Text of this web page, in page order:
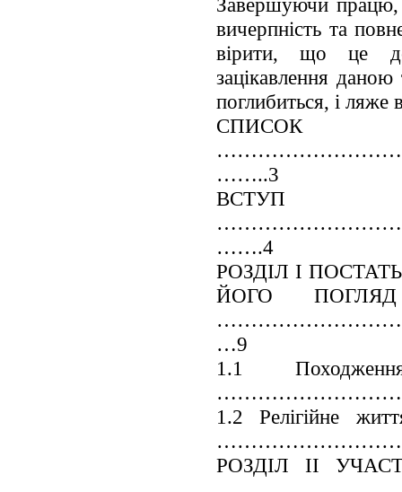
Завершуючи працю,
вичерпність та
вірити, що це
зацікавлення
поглибиться, і ляже
……..3
ВСТУП
…….4
РОЗДІЛ І
ЙОГО
…9
1.1
1.2 Релігійне
РОЗДІЛ ІІ